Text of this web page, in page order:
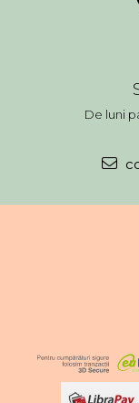
De luni